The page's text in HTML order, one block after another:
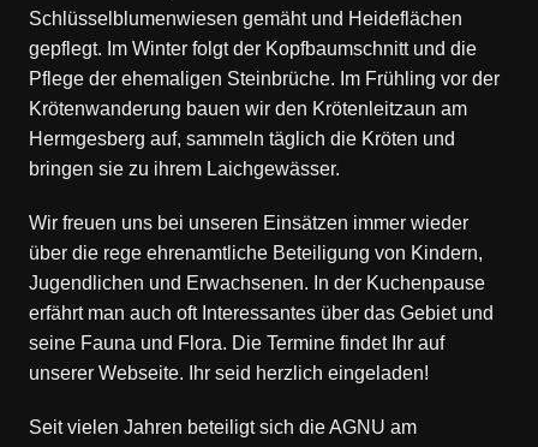
Schlüsselblumenwiesen gemäht und Heideflächen
gepflegt. Im Winter folgt der Kopfbaumschnitt und die
Pflege der ehemaligen Steinbrüche. Im Frühling vor der
Krötenwanderung bauen wir den Krötenleitzaun am
Hermgesberg auf, sammeln täglich die Kröten und
bringen sie zu ihrem Laichgewässer.
Wir freuen uns bei unseren Einsätzen immer wieder
über die rege ehrenamtliche Beteiligung von Kindern,
Jugendlichen und Erwachsenen. In der Kuchenpause
erfährt man auch oft Interessantes über das Gebiet und
seine Fauna und Flora. Die Termine findet Ihr auf
unserer Webseite. Ihr seid herzlich eingeladen!
Seit vielen Jahren beteiligt sich die AGNU am